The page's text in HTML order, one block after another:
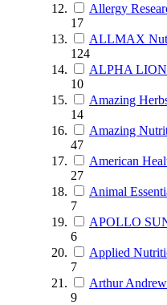
Allergy
17
ALLMAX
124
ALPHA LION
10
Amazing
14
Amazing
47
American
27
Animal
7
APOLLO
6
Applied
7
Arthur
9